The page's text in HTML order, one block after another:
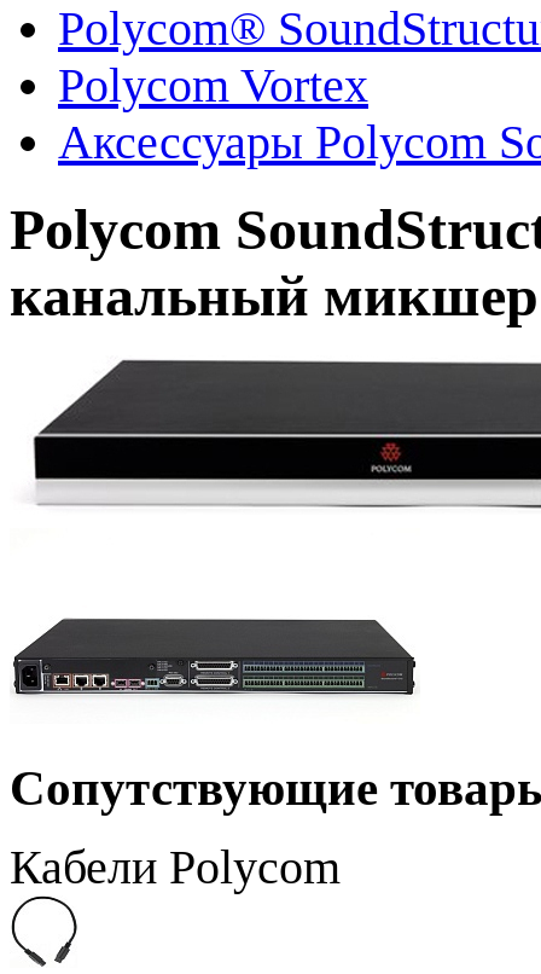
Polycom®
Polycom Vortex
Аксессуары Polycom
Polycom
канальный микшер
Сопутствующие
Кабели Polycom